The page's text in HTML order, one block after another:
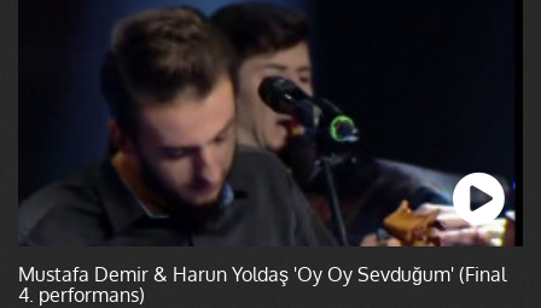
Mustafa Demir & Harun Yoldaş 'Oy Oy Sevduğum' (Final
4. performans)